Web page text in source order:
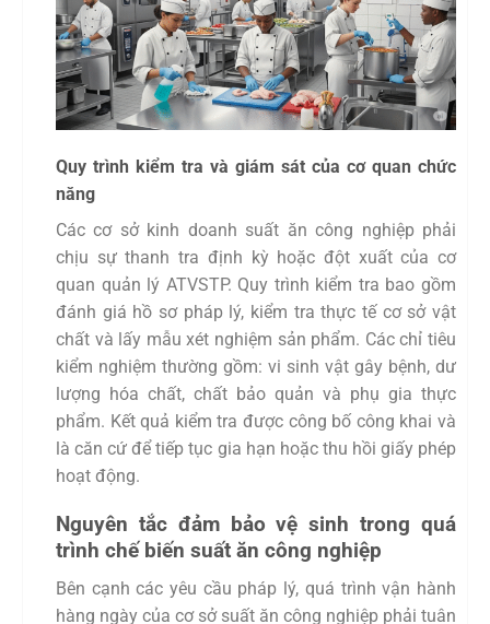
Quy trình kiểm tra và giám sát của cơ quan chức
năng
Các cơ sở kinh doanh suất ăn công nghiệp phải
chịu sự thanh tra định kỳ hoặc đột xuất của cơ
quan quản lý ATVSTP. Quy trình kiểm tra bao gồm
đánh giá hồ sơ pháp lý, kiểm tra thực tế cơ sở vật
chất và lấy mẫu xét nghiệm sản phẩm. Các chỉ tiêu
kiểm nghiệm thường gồm: vi sinh vật gây bệnh, dư
lượng hóa chất, chất bảo quản và phụ gia thực
phẩm. Kết quả kiểm tra được công bố công khai và
là căn cứ để tiếp tục gia hạn hoặc thu hồi giấy phép
hoạt động.
Nguyên tắc đảm bảo vệ sinh trong quá
trình chế biến suất ăn công nghiệp
Bên cạnh các yêu cầu pháp lý, quá trình vận hành
hàng ngày của cơ sở suất ăn công nghiệp phải tuân